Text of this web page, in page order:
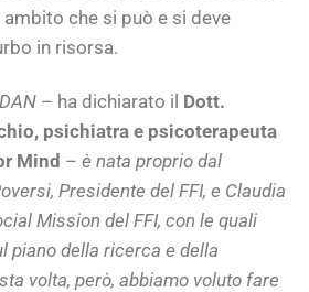
che si può e si deve
in risorsa.
– ha dichiarato il Dott.
psichiatra e psicoterapeuta
Mind – è nata proprio dal
Presidente del FFI, e Claudia
Mission del FFI, con le quali
piano della ricerca e della
volta, però, abbiamo voluto fare